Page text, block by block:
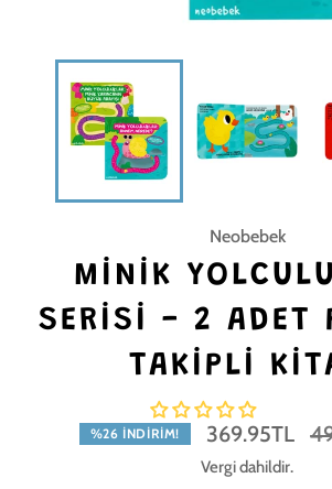
Neobebek
MINIK
SERISI - 2 ADET
TAKIPLI
%26 İNDIRIM! 369.95TL
Vergi dahildir.